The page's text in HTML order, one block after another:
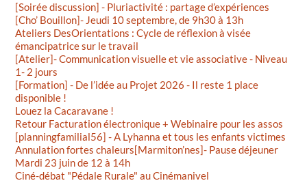
[Soirée discussion] - Pluriactivité : partage d’expériences
[Cho’ Bouillon]- Jeudi 10 septembre, de 9h30 à 13h
Ateliers DesOrientations : Cycle de réflexion à visée
émancipatrice sur le travail
[Atelier]- Communication visuelle et vie associative - Niveau
1- 2 jours
[Formation] - De l’idée au Projet 2026 - Il reste 1 place
disponible !
Louez la Cacaravane !
Retour Facturation électronique + Webinaire pour les assos
[planningfamilial56] - A Lyhanna et tous les enfants victimes
Annulation fortes chaleurs[Marmiton’nes]- Pause déjeuner
Mardi 23 juin de 12 à 14h
Ciné-débat "Pédale Rurale" au Cinémanivel